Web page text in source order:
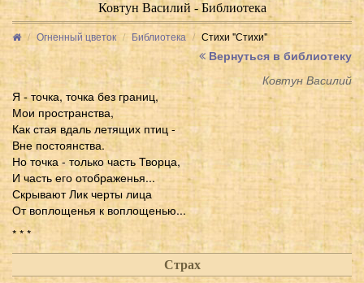
Ковтун Василий - Библиотека
Огненный цветок Библиотека Стихи "Стихи"
Вернуться в библиотеку
Ковтун Василий
Я - точка, точка без границ,
Мои пространства,
Как стая вдаль летящих птиц -
Вне постоянства.
Но точка - только часть Творца,
И часть его отображенья...
Скрывают Лик черты лица
От воплощенья к воплощенью...
* * *
Страх